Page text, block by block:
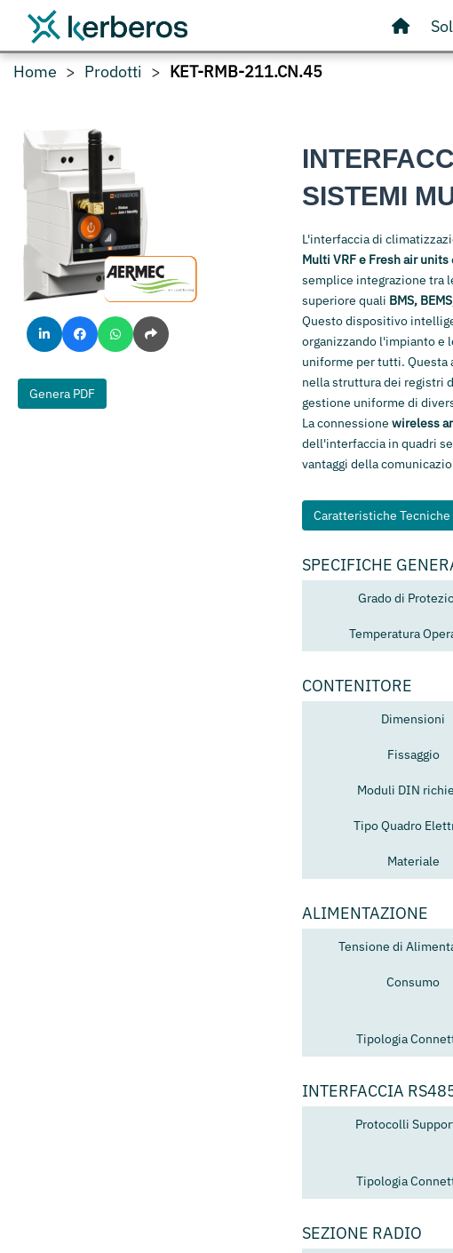
Home Prodotti KET-RMB-211.CN.45
Genera PDF
SISTEMI
L'interfaccia di
Multi VRF e Fresh air units
semplice integrazione tra
superiore quali BMS,
Questo dispositivo
organizzando l'impianto e
uniforme per tutti. Questa
nella struttura dei registri
gestione uniforme di
La connessione wireless
dell'interfaccia in quadri
vantaggi della
Caratteristiche Tecniche
SPECIFICHE
Grado di
Temperatura
CONTENITORE
Dimensioni
Fissaggio
Moduli DIN
Tipo Quadro
Materiale
ALIMENTAZIONE
Tensione di
Consumo
Tipologia
INTERFACCIA
Protocolli
Tipologia
SEZIONE RADIO